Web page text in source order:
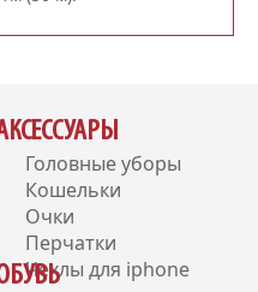
Головные уборы
Кошельки
Очки
Перчатки
Чехлы для iphone